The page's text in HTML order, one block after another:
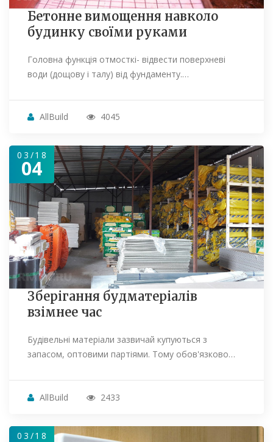
Бетонне вимощення навколо
будинку своїми руками
Головна функція отмосткі- відвести поверхневі
води (дощову і талу) від фундаменту.…
AllBuild 4045
03/18
04
Зберігання будматеріалів
взімнее час
Будівельні матеріали зазвичай купуються з
запасом, оптовими партіями. Тому обов'язково…
AllBuild 2433
03/18